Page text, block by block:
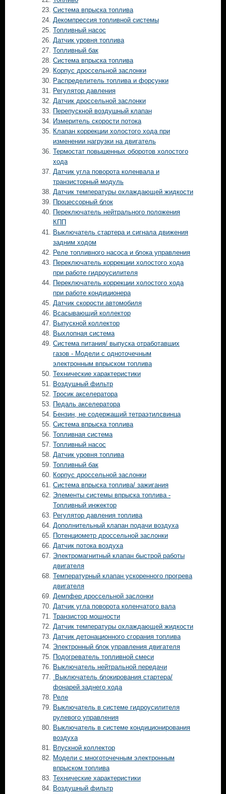
Система впрыска топлива
Декомпрессия топливной системы
Топливный насос
Датчик уровня топлива
Топливный бак
Система впрыска топлива
Корпус дроссельной заслонки
Распределитель топлива и форсунки
Регулятор давления
Датчик дроссельной заслонки
Перепускной воздушный клапан
Измеритель скорости потока
Клапан коррекции холостого хода при
изменении нагрузки на двигатель
Термостат повышенных оборотов холостого
хода
Датчик угла поворота коленвала и
транзисторный модуль
Датчик температуры охлаждающей жидкости
Процессорный блок
Переключатель нейтрального положения
КПП
Выключатель стартера и сигнала движения
задним ходом
Реле топливного насоса и блока управления
Переключатель коррекции холостого хода
при работе гидроусилителя
Переключатель коррекции холостого хода
при работе кондиционера
Датчик скорости автомобиля
Всасывающий коллектор
Выпускной коллектор
Выхлопная система
Система питания/ выпуска отработавших
газов - Модели с одноточечным
электронным впрыском топлива
Технические характеристики
Воздушный фильтр
Тросик акселератора
Педаль акселератора
Бензин, не содержащий тетраэтилсвинца
Система впрыска топлива
Топливная система
Топливный насос
Датчик уровня топлива
Топливный бак
Корпус дроссельной заслонки
Система впрыска топлива/ зажигания
Элементы системы впрыска топлива -
Топливный инжектор
Регулятор давления топлива
Дополнительный клапан подачи воздуха
Потенциометр дроссельной заслонки
Датчик потока воздуха
Электромагнитный клапан быстрой работы
двигателя
Температурный клапан ускоренного прогрева
двигателя
Демпфер дроссельной заслонки
Датчик угла поворота коленчатого вала
Транзистор мощности
Датчик температуры охлаждающей жидкости
Датчик детонационного сгорания топлива
Электронный блок управления двигателя
Подогреватель топливной смеси
Выключатель нейтральной передачи
Выключатель блокирования стартера/
фонарей заднего хода
Реле
Выключатель в системе гидроусилителя
рулевого управления
Выключатель в системе кондиционирования
воздуха
Впускной коллектор
Модели с многоточечным электронным
впрыском топлива
Технические характеристики
Воздушный фильтр